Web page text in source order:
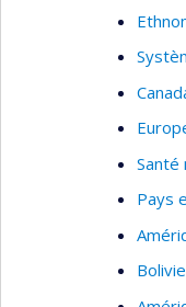
Santé
Pays